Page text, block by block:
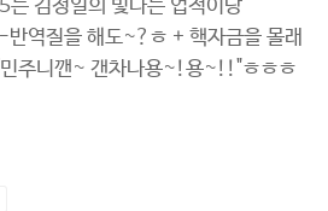
김정일의 빛나는 업적이당
역질을 해도~?ㅎ + 핵자금을 몰래
주니깬~ 갠차나용~!용~!!"ㅎㅎㅎ